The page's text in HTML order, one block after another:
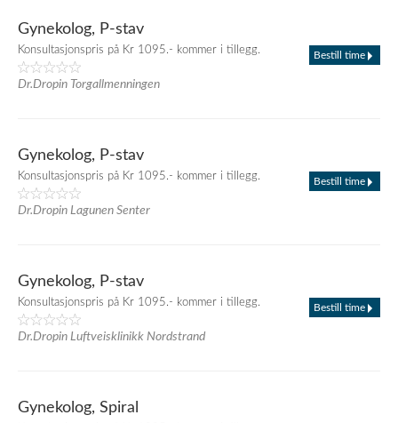
Gynekolog, P-stav
Konsultasjonspris på Kr 1095.- kommer i tillegg.
Dr.Dropin Torgallmenningen
Bestill time
Gynekolog, P-stav
Konsultasjonspris på Kr 1095.- kommer i tillegg.
Dr.Dropin Lagunen Senter
Bestill time
Gynekolog, P-stav
Konsultasjonspris på Kr 1095.- kommer i tillegg.
Dr.Dropin Luftveisklinikk Nordstrand
Bestill time
Gynekolog, Spiral